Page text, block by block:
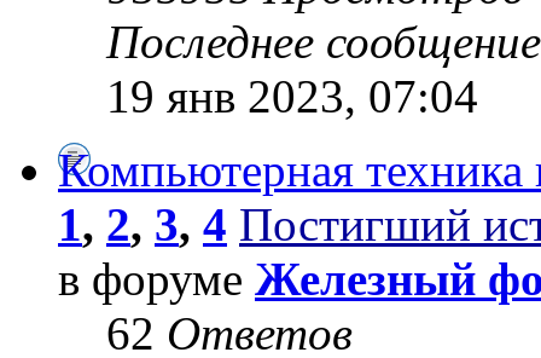
Последнее
19 янв 2023, 07:04
Компьютерная
1, 2, 3, 4 Постигший
в форуме Железный
62 Ответов